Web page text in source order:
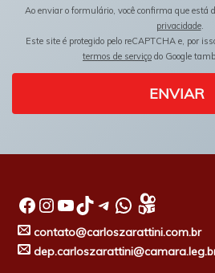
Ao enviar o formulário, você confirma que está
privacidade.
Este site é protegido pelo reCAPTCHA e, por
termos de serviço do Google
ENVIAR
Facebook InstagramYoutube TikTok Telegram WhatsApp
contato@carloszarattini.com.br